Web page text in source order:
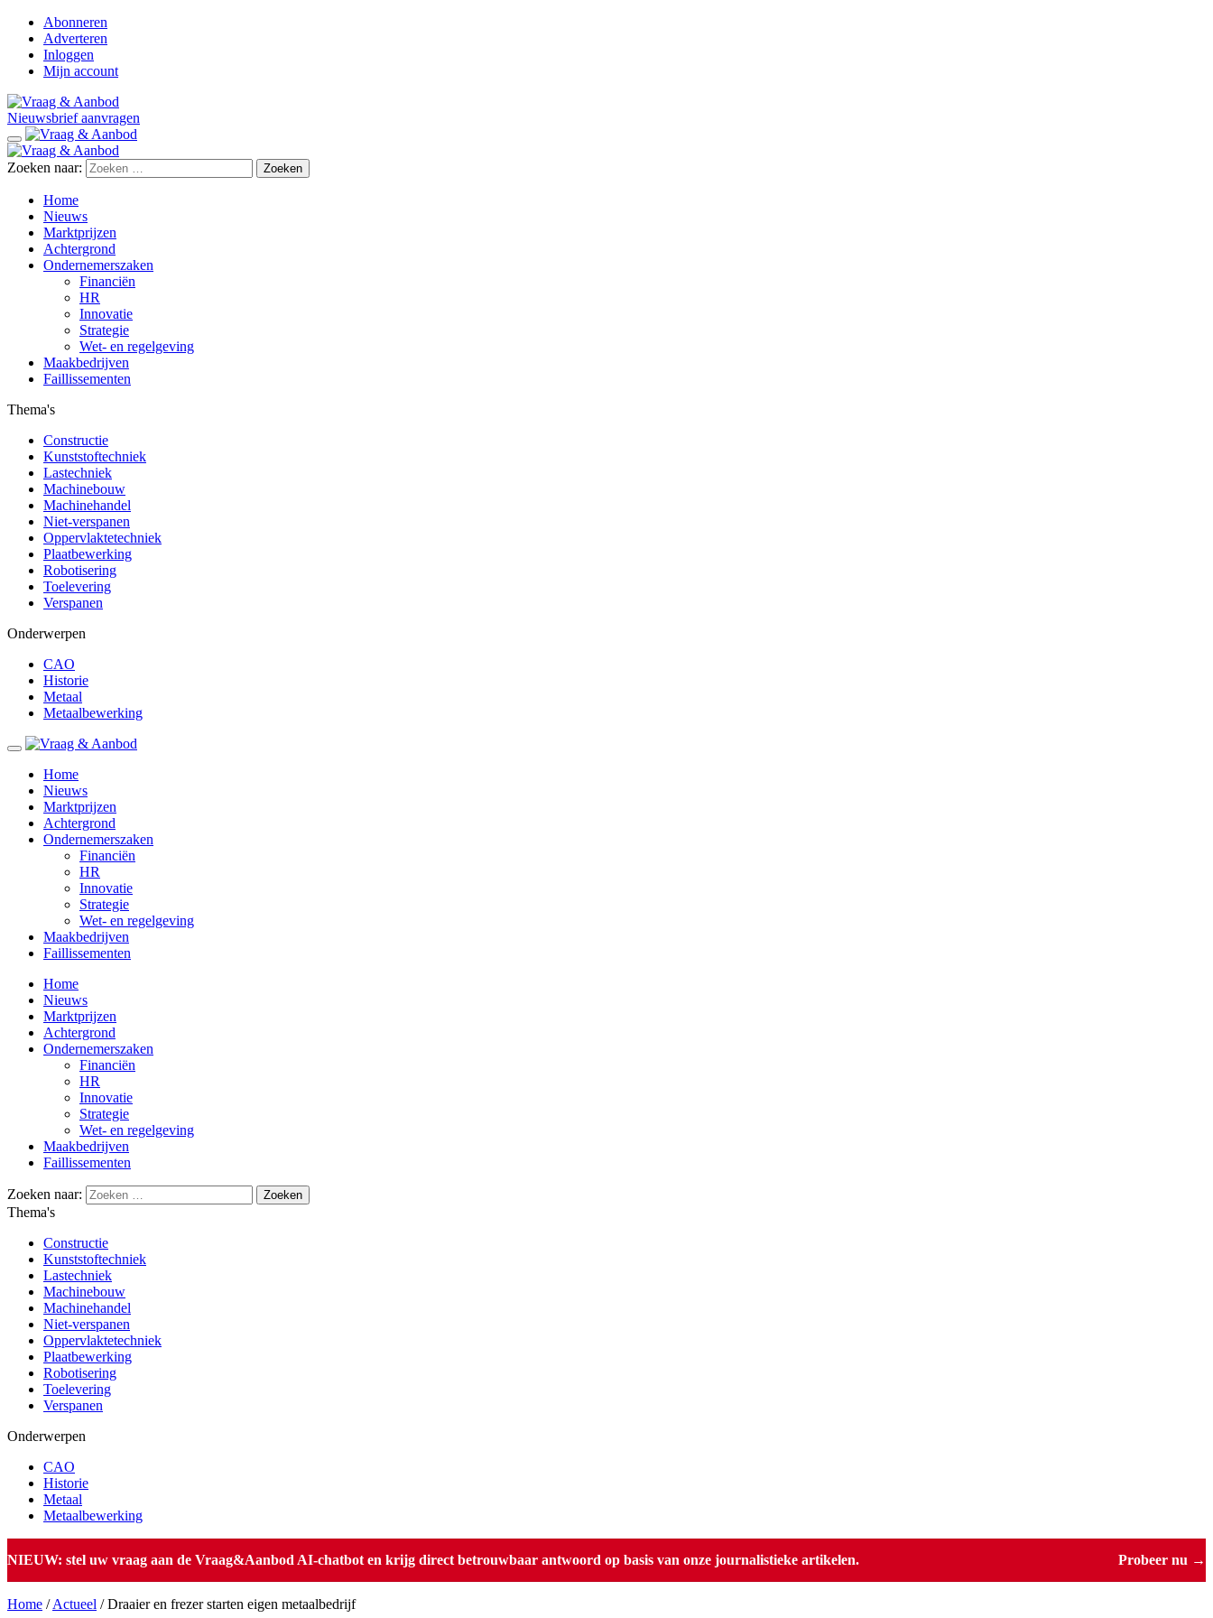
Abonneren
Adverteren
Inloggen
Mijn account
Nieuwsbrief aanvragen
Zoeken naar:
Home
Nieuws
Marktprijzen
Achtergrond
Ondernemerszaken
Financiën
HR
Innovatie
Strategie
Wet- en regelgeving
Maakbedrijven
Faillissementen
Thema's
Constructie
Kunststoftechniek
Lastechniek
Machinebouw
Machinehandel
Niet-verspanen
Oppervlaktetechniek
Plaatbewerking
Robotisering
Toelevering
Verspanen
Onderwerpen
CAO
Historie
Metaal
Metaalbewerking
Home
Nieuws
Marktprijzen
Achtergrond
Ondernemerszaken
Financiën
HR
Innovatie
Strategie
Wet- en regelgeving
Maakbedrijven
Faillissementen
Home
Nieuws
Marktprijzen
Achtergrond
Ondernemerszaken
Financiën
HR
Innovatie
Strategie
Wet- en regelgeving
Maakbedrijven
Faillissementen
Zoeken naar:
Thema's
Constructie
Kunststoftechniek
Lastechniek
Machinebouw
Machinehandel
Niet-verspanen
Oppervlaktetechniek
Plaatbewerking
Robotisering
Toelevering
Verspanen
Onderwerpen
CAO
Historie
Metaal
Metaalbewerking
NIEUW: stel uw vraag aan de Vraag&Aanbod AI-chatbot en krijg direct betrouwbaar antwoord op basis van onze journalistieke artikelen. Probeer nu →
Home /Actueel /Draaier en frezer starten eigen metaalbedrijf